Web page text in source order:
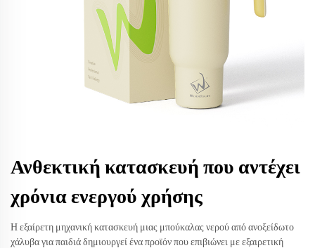
Ανθεκτική κατασκευή που αντέχει
χρόνια ενεργού χρήσης
Η εξαίρετη μηχανική κατασκευή μιας μπούκαλας νερού από ανοξείδωτο
χάλυβα για παιδιά δημιουργεί ένα προϊόν που επιβιώνει με εξαιρετική